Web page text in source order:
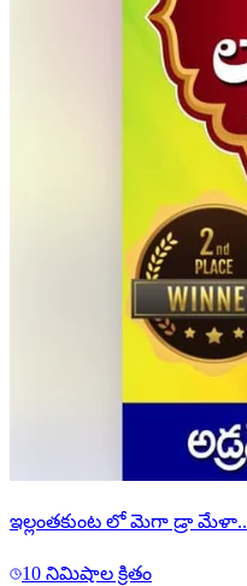
ఇల్లంతకుంట లో మెగా డ్రా మేళా..
10 నిమిషాల క్రితం